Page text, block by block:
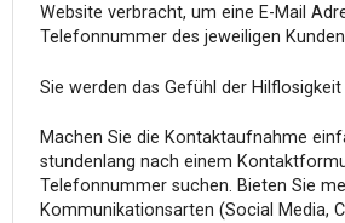
Website verbracht, um eine E-Mail
Telefonnummer des jeweiligen
Sie werden das Gefühl der
Machen Sie die Kontaktaufnahme
stundenlang nach einem
Telefonnummer suchen. Bieten Sie
Kommunikationsarten (Social Media,